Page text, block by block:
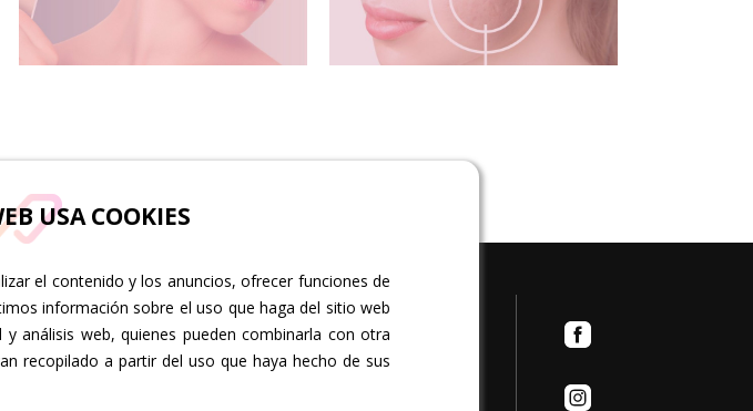
USA COOKIES
el contenido y los anuncios, ofrecer funciones de
información sobre el uso que haga del sitio web
análisis web, quienes pueden combinarla con otra
recopilado a partir del uso que haya hecho de sus
C/ Poeta Pedro Lezcano, local
11. 35400. Arucas. Las Palmas
Lunes a viernes: 11:00 a 19:00